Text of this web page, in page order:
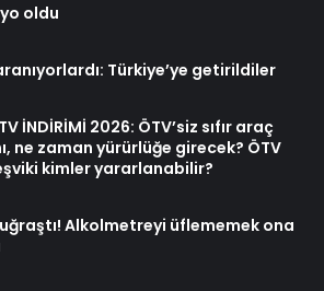
oldu
Türkiye’ye getirildiler
İNDİRİMİ 2026: ÖTV’siz sıfır araç
ne zaman yürürlüğe girecek? ÖTV
kimler yararlanabilir?
Alkolmetreyi üflememek ona